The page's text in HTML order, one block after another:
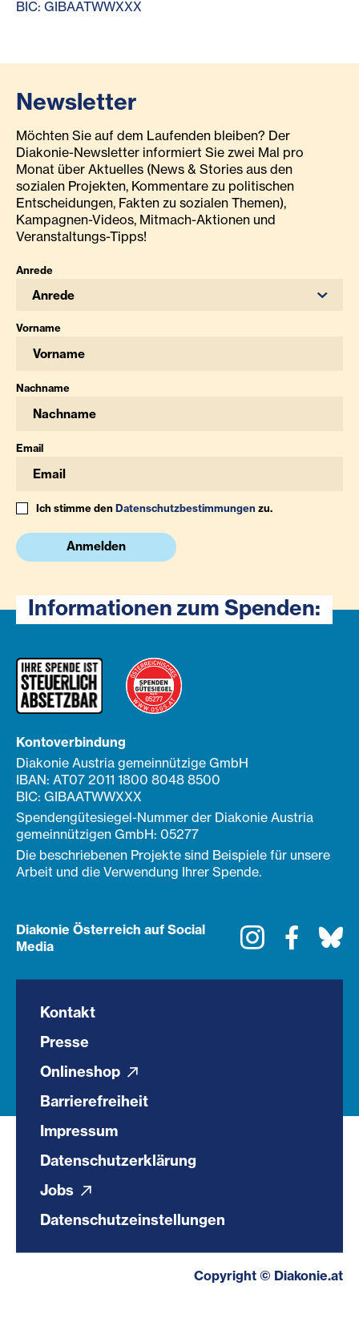
BIC: GIBAATWWXXX
Newsletter
Möchten Sie auf dem Laufenden bleiben? Der
Diakonie-Newsletter informiert Sie zwei Mal pro
Monat über Aktuelles (News & Stories aus den
sozialen Projekten, Kommentare zu politischen
Entscheidungen, Fakten zu sozialen Themen),
Kampagnen-Videos, Mitmach-Aktionen und
Veranstaltungs-Tipps!
Anrede
Anrede
Vorname
Nachname
Email
Ich stimme denDatenschutzbestimmungenzu.
Anmelden
Informationen zum Spenden:
Kontoverbindung
Diakonie Austria gemeinnützige GmbH
IBAN: AT07 2011 1800 8048 8500
BIC: GIBAATWWXXX
Spendengütesiegel-Nummer der Diakonie Austria
gemeinnützigen GmbH: 05277
Die beschriebenen Projekte sind Beispiele für unsere
Arbeit und die Verwendung Ihrer Spende.
Diakonie Österreich auf Social
Media
Instagram
Kontakt
Presse
Onlineshop
Barrierefreiheit
Impressum
Datenschutzerklärung
Jobs
Datenschutzeinstellungen
Copyright © Diakonie.at